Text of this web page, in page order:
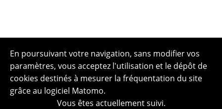
En poursuivant votre navigation, sans modifier vos
paramètres, vous acceptez l'utilisation et le dépôt de
cookies destinés à mesurer la fréquentation du site
grâce au logiciel Matomo.
Vous êtes actuellement suivi.